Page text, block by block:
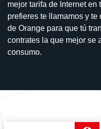
mejor tarifa de Internet
prefieres te llamamos y
de Orange para que tú
contrates la que mejor se
consumo.